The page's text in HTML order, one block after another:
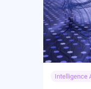
Intelligence